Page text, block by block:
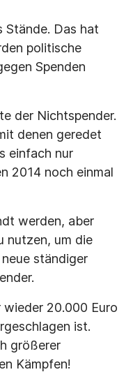
Stände. Das hat
politische
Spenden
der Nichtspender.
denen geredet
einfach nur
2014 noch einmal
werden, aber
nutzen, um die
ständiger
20.000 Euro
ist.
größerer
Kämpfen!